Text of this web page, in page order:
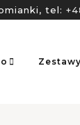
tel:
Zestawy